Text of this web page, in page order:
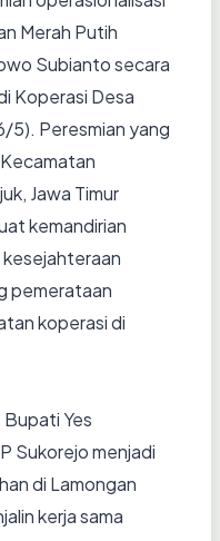
Merah Putih
Subianto secara
Koperasi Desa
5). Peresmian yang
Jawa Timur
kemandirian
pemerataan
koperasi di
Yes
Sukorejo menjadi
di Lamongan
kerja sama